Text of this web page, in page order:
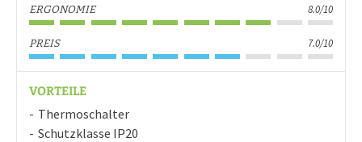
ERGONOMIE 8.0/10
PREIS 7.0/10
VORTEILE
Thermoschalter
Schutzklasse IP20